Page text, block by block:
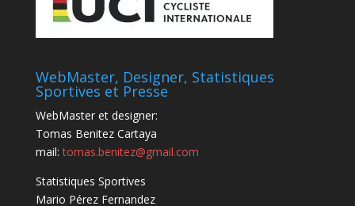
WebMaster, Designer, Statistiques
Sportives et Presse
WebMaster et designer:
Tomas Benitez Cartaya
mail:tomas.benitez@gmail.com
Statistiques Sportives
Mario Pérez Fernandez